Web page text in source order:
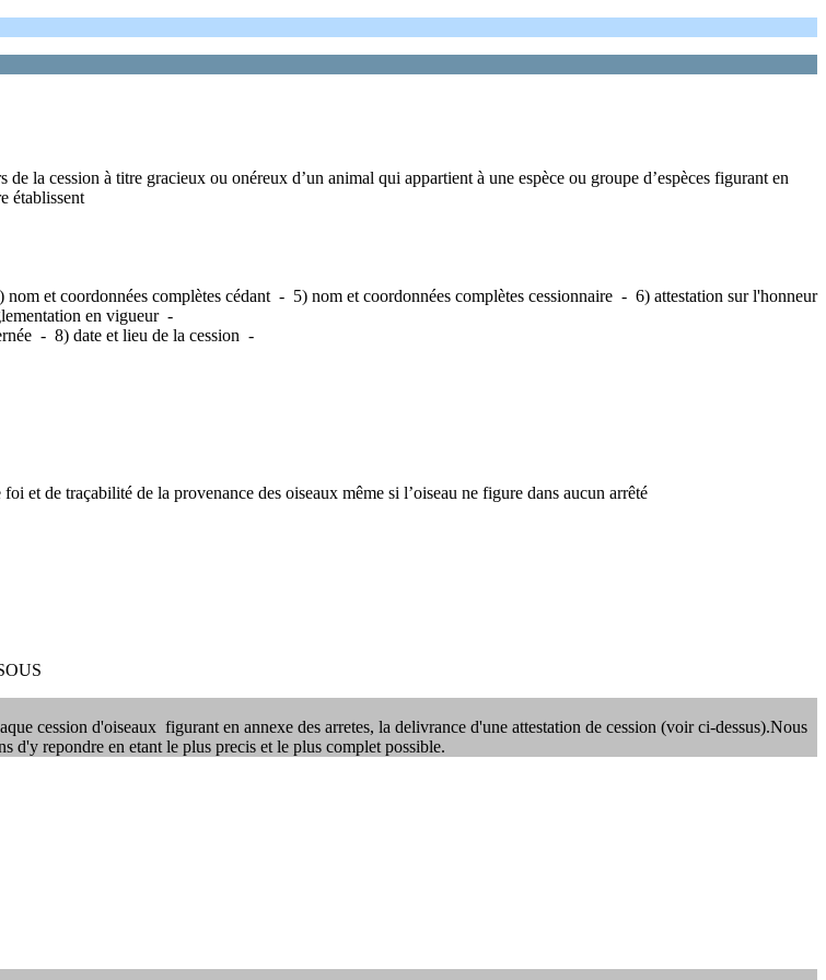
la cession à titre gracieux ou onéreux d’un animal qui appartient à une espèce ou groupe d’espèces figurant en
établissent
et coordonnées complètes cédant - 5) nom et coordonnées complètes cessionnaire - 6) attestation sur l'honneur
en vigueur -
- 8) date et lieu de la cession -
et de traçabilité de la provenance des oiseaux même si l’oiseau ne figure dans aucun arrêté
cession d'oiseaux figurant en annexe des arretes, la delivrance d'une attestation de cession (voir ci-dessus).Nous
d'y repondre en etant le plus precis et le plus complet possible.